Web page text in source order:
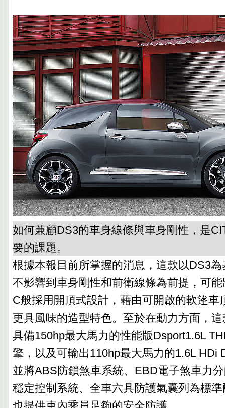
如何兼顧DS3的車身線條與車身剛性，是
要的課題。
根據本報目前所掌握的消息，這款以DS3
不影響到車身剛性和前衛線條為前提，可
C般採用開頂式設計，藉由可開啟的軟篷車
更具風味的造型特色。至於在動力方面，
具備150hp最大馬力的性能版Dsport1.6L
擎，以及可輸出110hp最大馬力的1.6L HDi
並將ABS防鎖煞車系統、EBD電子煞車力
穩定控制系統、全車六具防護氣囊列為標